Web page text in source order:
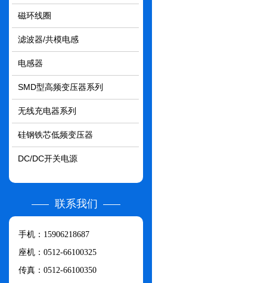
磁环线圈
滤波器/共模电感
电感器
SMD型高频变压器系列
无线充电器系列
硅钢铁芯低频变压器
DC/DC开关电源
联系我们
手机：15906218687
座机：0512-66100325
传真：0512-66100350